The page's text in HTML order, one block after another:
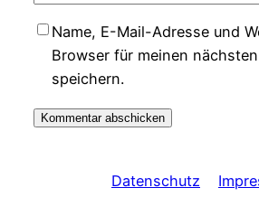
Name, E-Mail-Adresse und
Browser für meinen
speichern.
Datenschutz